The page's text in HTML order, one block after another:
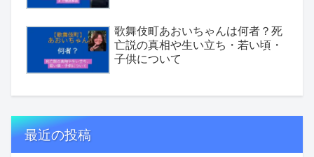
歌舞伎町あおいちゃんは何者？死
亡説の真相や生い立ち・若い頃・
子供について
最近の投稿